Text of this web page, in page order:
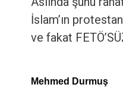
İslam’ın
ve fakat
Mehmed Durmuş